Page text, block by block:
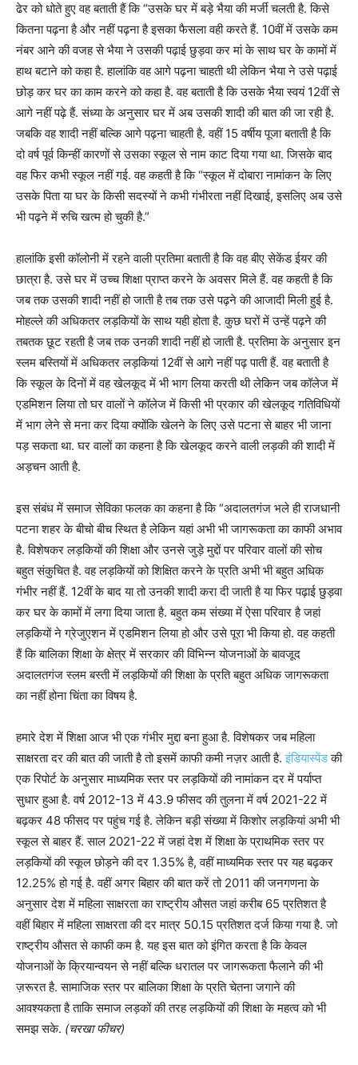
ढेर को धोते हुए वह बताती हैं कि “उसके घर में बड़े भैया की मर्जी चलती है. किसे
कितना पढ़ना है और नहीं पढ़ना है इसका फैसला वही करते हैं. 10वीं में उसके कम
नंबर आने की वजह से भैया ने उसकी पढ़ाई छुड़वा कर मां के साथ घर के कामों में
हाथ बटाने को कहा है. हालांकि वह आगे पढ़ना चाहती थी लेकिन भैया ने उसे पढ़ाई
छोड़ कर घर का काम करने को कहा है. वह बताती है कि उसके भैया स्वयं 12वीं से
आगे नहीं पढ़े हैं. संध्या के अनुसार घर में अब उसकी शादी की बात की जा रही है.
जबकि वह शादी नहीं बल्कि आगे पढ़ना चाहती है. वहीं 15 वर्षीय पूजा बताती है कि
दो वर्ष पूर्व किन्हीं कारणों से उसका स्कूल से नाम काट दिया गया था. जिसके बाद
वह फिर कभी स्कूल नहीं गई. वह कहती है कि “स्कूल में दोबारा नामांकन के लिए
उसके पिता या घर के किसी सदस्यों ने कभी गंभीरता नहीं दिखाई, इसलिए अब उसे
भी पढ़ने में रुचि खत्म हो चुकी है.”
हालांकि इसी कॉलोनी में रहने वाली प्रतिमा बताती है कि वह बीए सेकेंड ईयर की
छात्रा है. उसे घर में उच्च शिक्षा प्राप्त करने के अवसर मिले हैं. वह कहती है कि
जब तक उसकी शादी नहीं हो जाती है तब तक उसे पढ़ने की आजादी मिली हुई है.
मोहल्ले की अधिकतर लड़कियों के साथ यही होता है. कुछ घरों में उन्हें पढ़ने की
तबतक छूट रहती है जब तक उनकी शादी नहीं हो जाती है. प्रतिमा के अनुसार इन
स्लम बस्तियों में अधिकतर लड़कियां 12वीं से आगे नहीं पढ़ पाती हैं. वह बताती है
कि स्कूल के दिनों में वह खेलकूद में भी भाग लिया करती थी लेकिन जब कॉलेज में
एडमिशन लिया तो घर वालों ने कॉलेज में किसी भी प्रकार की खेलकूद गतिविधियों
में भाग लेने से मना कर दिया क्योंकि खेलने के लिए उसे पटना से बाहर भी जाना
पड़ सकता था. घर वालों का कहना है कि खेलकूद करने वाली लड़की की शादी में
अड़चन आती है.
इस संबंध में समाज सेविका फलक का कहना है कि “अदालतगंज भले ही राजधानी
पटना शहर के बीचो बीच स्थित है लेकिन यहां अभी भी जागरूकता का काफी अभाव
है. विशेषकर लड़कियों की शिक्षा और उनसे जुड़े मुद्दों पर परिवार वालों की सोच
बहुत संकुचित है. वह लड़कियों को शिक्षित करने के प्रति अभी भी बहुत अधिक
गंभीर नहीं हैं. 12वीं के बाद या तो उनकी शादी करा दी जाती है या फिर पढ़ाई छुड़वा
कर घर के कामों में लगा दिया जाता है. बहुत कम संख्या में ऐसा परिवार है जहां
लड़कियों ने ग्रेजुएशन में एडमिशन लिया हो और उसे पूरा भी किया हो. वह कहती
हैं कि बालिका शिक्षा के क्षेत्र में सरकार की विभिन्न योजनाओं के बावजूद
अदालतगंज स्लम बस्ती में लड़कियों की शिक्षा के प्रति बहुत अधिक जागरूकता
का नहीं होना चिंता का विषय है.
हमारे देश में शिक्षा आज भी एक गंभीर मुद्दा बना हुआ है. विशेषकर जब महिला
साक्षरता दर की बात की जाती है तो इसमें काफी कमी नज़र आती है.इंडियास्पेंडकी
एक रिपोर्ट के अनुसार माध्यमिक स्तर पर लड़कियों की नामांकन दर में पर्याप्त
सुधार हुआ है. वर्ष 2012-13 में 43.9 फीसद की तुलना में वर्ष 2021-22 में
बढ़कर 48 फीसद पर पहुंच गई है. लेकिन बड़ी संख्या में किशोर लड़कियां अभी भी
स्कूल से बाहर हैं. साल 2021-22 में जहां देश में शिक्षा के प्राथमिक स्तर पर
लड़कियों की स्कूल छोड़ने की दर 1.35% है, वहीं माध्यमिक स्तर पर यह बढ़कर
12.25% हो गई है. वहीं अगर बिहार की बात करें तो 2011 की जनगणना के
अनुसार देश में महिला साक्षरता का राष्ट्रीय औसत जहां करीब 65 प्रतिशत है
वहीं बिहार में महिला साक्षरता की दर मात्र 50.15 प्रतिशत दर्ज किया गया है. जो
राष्ट्रीय औसत से काफी कम है. यह इस बात को इंगित करता है कि केवल
योजनाओं के क्रियान्वयन से नहीं बल्कि धरातल पर जागरूकता फैलाने की भी
ज़रूरत है. सामाजिक स्तर पर बालिका शिक्षा के प्रति चेतना जगाने की
आवश्यकता है ताकि समाज लड़कों की तरह लड़कियों की शिक्षा के महत्व को भी
समझ सके. (चरखा फीचर)